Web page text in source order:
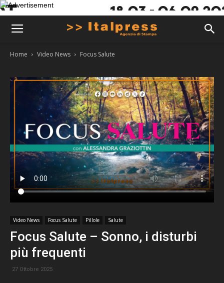
Home Video News Focus Salute
Video News Focus Salute Pillole Salute
Focus Salute – Sonno, i disturbi
più frequenti
27 Ottobre 2025